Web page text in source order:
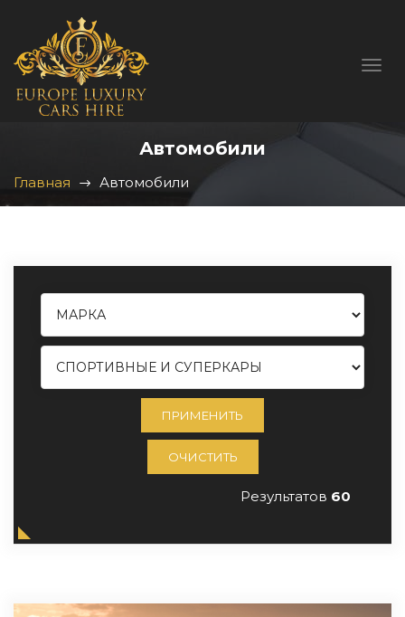
Автомобили
Главная Автомобили
ПРИМЕНИТЬ
ОЧИСТИТЬ
Результатов 60